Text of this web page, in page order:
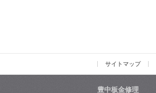
サイトマップ
豊中板金修理